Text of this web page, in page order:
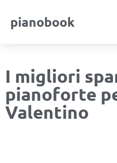
pianobook
I migliori
pianoforte
Valentino